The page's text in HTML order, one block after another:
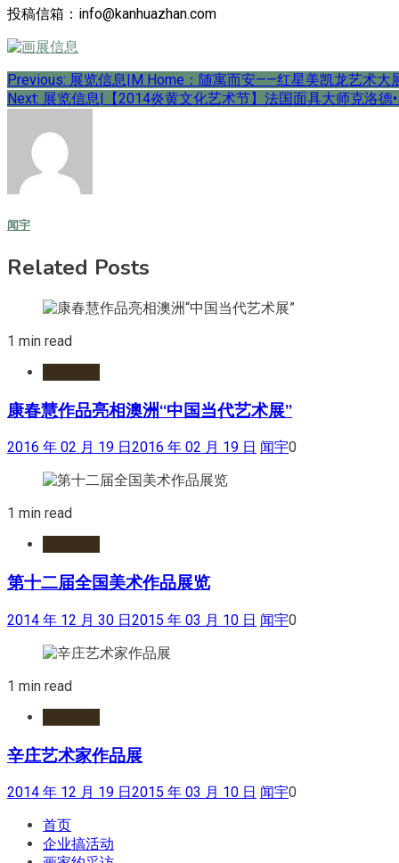
投稿信箱：info@kanhuazhan.com
文
章
Previous: 展览信息|M Home：随寓而安——红星美凯龙艺术大
Next: 展览信息|【2014炎黄文化艺术节】法国面具大师克洛德
闻宇
Related Posts
1 min read
康春慧作品亮相澳洲“中国当代艺术展”
2016 年 02 月 19 日 2016 年 02 月 19 日 闻宇0
1 min read
第十二届全国美术作品展览
2014 年 12 月 30 日2015 年 03 月 10 日 闻宇0
1 min read
辛庄艺术家作品展
2014 年 12 月 19 日 2015 年 03 月 10 日 闻宇0
首页
企业搞活动